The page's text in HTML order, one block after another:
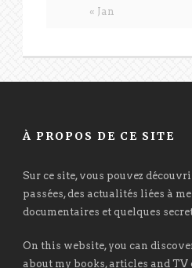
« Jan
À PROPOS DE CE SITE
Sur ce site, vous pouvez
passées, des actualités liées à
documentaires et quelques
On this website, you can
about my books, articles and TV